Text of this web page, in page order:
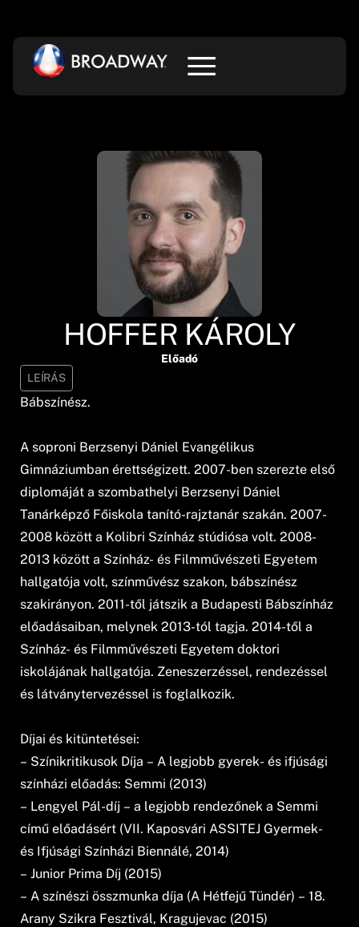
HOFFER KÁROLY
Előadó
LEÍRÁS
Bábszínész.
A soproni Berzsenyi Dániel Evangélikus
Gimnáziumban érettségizett. 2007-ben szerezte első
diplomáját a szombathelyi Berzsenyi Dániel
Tanárképző Főiskola tanító-rajztanár szakán. 2007-
2008 között a Kolibri Színház stúdiósa volt. 2008-
2013 között a Színház- és Filmművészeti Egyetem
hallgatója volt, színművész szakon, bábszínész
szakirányon. 2011-től játszik a Budapesti Bábszínház
előadásaiban, melynek 2013-tól tagja. 2014-től a
Színház- és Filmművészeti Egyetem doktori
iskolájának hallgatója. Zeneszerzéssel, rendezéssel
és látványtervezéssel is foglalkozik.
Díjai és kitüntetései:
– Színikritikusok Díja – A legjobb gyerek- és ifjúsági
színházi előadás: Semmi (2013)
– Lengyel Pál-díj – a legjobb rendezőnek a Semmi
című előadásért (VII. Kaposvári ASSITEJ Gyermek-
és Ifjúsági Színházi Biennálé, 2014)
– Junior Prima Díj (2015)
– A színészi összmunka díja (A Hétfejű Tündér) – 18.
Arany Szikra Fesztivál, Kragujevac (2015)